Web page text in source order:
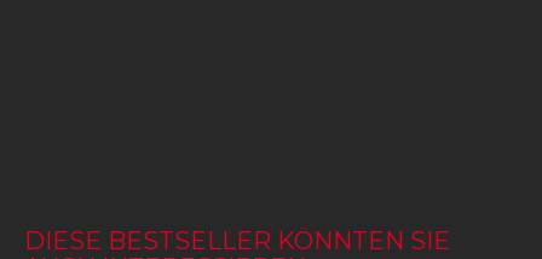
DIESE BESTSELLER KÖNNTEN SIE